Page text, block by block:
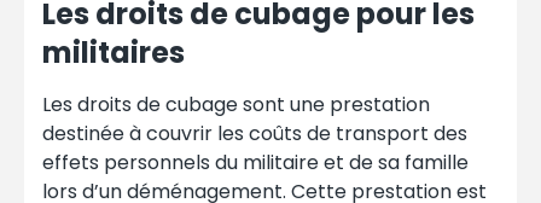
Les droits de cubage pour les
militaires
Les droits de cubage sont une prestation
destinée à couvrir les coûts de transport des
effets personnels du militaire et de sa famille
lors d’un déménagement. Cette prestation est